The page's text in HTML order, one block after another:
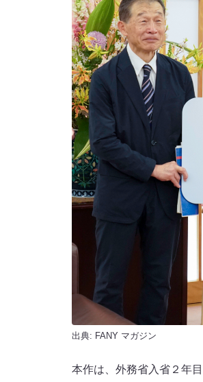
出典: FANY マガジン
本作は、外務省入省２年